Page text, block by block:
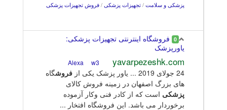
پزشکی و سلامت / تجهیزات پزشکی / فروش تجهیزات پزشکی
0 فروشگاه اینترنتی تجهیزات پزشکی:
یاورپزشک
yavarpezeshk.com
w3
24 جولای 2019 ... یاور پزشک یکی از فروشگاه
های بزرگ اصفهان در زمینه فروش کالای
پزشکی است که از کادر فنی وکار آزموده
برخوردار می باشد. این فروشگاه افتخار ...